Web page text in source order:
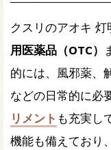
クスリのアオキ 灯
用医薬品（OTC）
的には、風邪薬、
などの日常的に必
リメント も充実し
機能も備えており